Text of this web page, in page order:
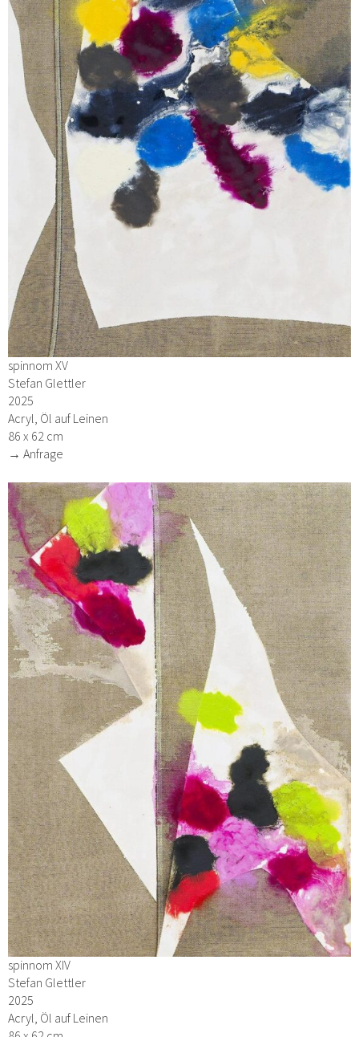
spinnom XV
Stefan Glettler
2025
Acryl, Öl auf Leinen
86 x 62 cm
→ Anfrage
spinnom XIV
Stefan Glettler
2025
Acryl, Öl auf Leinen